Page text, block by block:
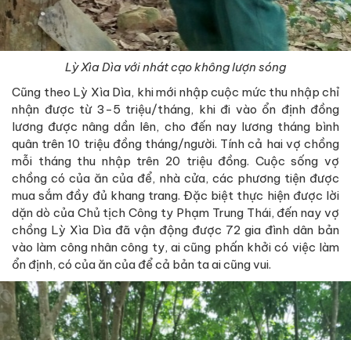
Lỳ Xìa Dìa với nhát cạo không lượn sóng
Cũng theo Lỳ Xìa Dìa, khi mới nhập cuộc mức thu nhập chỉ
nhận được từ 3-5 triệu/tháng, khi đi vào ổn định đồng
lương được nâng dần lên, cho đến nay lương tháng bình
quân trên 10 triệu đồng tháng/người. Tính cả hai vợ chồng
mỗi tháng thu nhập trên 20 triệu đồng. Cuộc sống vợ
chồng có của ăn của để, nhà cửa, các phương tiện được
mua sắm đầy đủ khang trang. Đặc biệt thực hiện được lời
dặn dò của Chủ tịch Công ty Phạm Trung Thái, đến nay vợ
chồng Lỳ Xìa Dìa đã vận động được 72 gia đình dân bản
vào làm công nhân công ty, ai cũng phấn khởi có việc làm
ổn định, có của ăn của để cả bản ta ai cũng vui.